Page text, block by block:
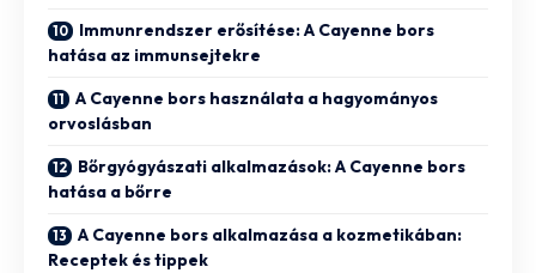
Immunrendszer erősítése: A Cayenne bors
hatása az immunsejtekre
A Cayenne bors használata a hagyományos
orvoslásban
Bőrgyógyászati alkalmazások: A Cayenne bors
hatása a bőrre
A Cayenne bors alkalmazása a kozmetikában:
Receptek és tippek